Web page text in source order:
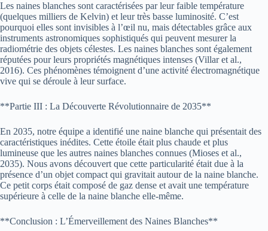
Les naines blanches sont caractérisées par leur faible température
(quelques milliers de Kelvin) et leur très basse luminosité. C’est
pourquoi elles sont invisibles à l’œil nu, mais détectables grâce aux
instruments astronomiques sophistiqués qui peuvent mesurer la
radiométrie des objets célestes. Les naines blanches sont également
réputées pour leurs propriétés magnétiques intenses (Villar et al.,
2016). Ces phénomènes témoignent d’une activité électromagnétique
vive qui se déroule à leur surface.
**Partie III : La Découverte Révolutionnaire de 2035**
En 2035, notre équipe a identifié une naine blanche qui présentait des
caractéristiques inédites. Cette étoile était plus chaude et plus
lumineuse que les autres naines blanches connues (Mioses et al.,
2035). Nous avons découvert que cette particularité était due à la
présence d’un objet compact qui gravitait autour de la naine blanche.
Ce petit corps était composé de gaz dense et avait une température
supérieure à celle de la naine blanche elle-même.
**Conclusion : L’Émerveillement des Naines Blanches**